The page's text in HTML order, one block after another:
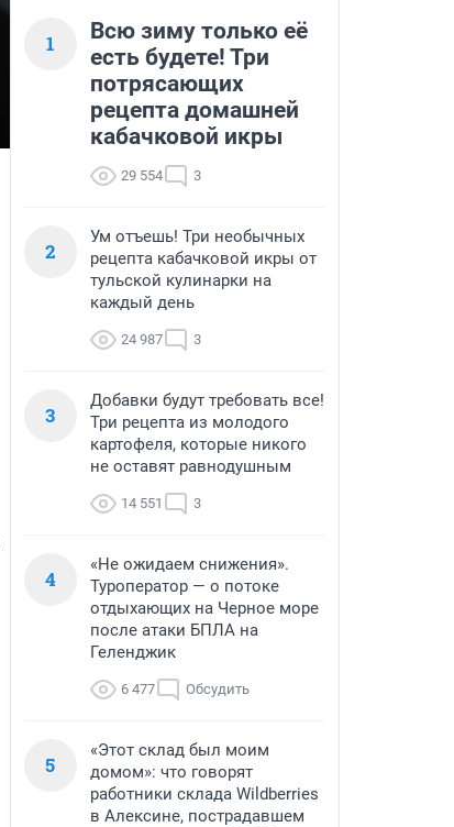
1
Всю зиму только её
есть будете! Три
потрясающих
рецепта домашней
кабачковой икры
29 554 3
2
Ум отъешь! Три необычных
рецепта кабачковой икры от
тульской кулинарки на
каждый день
24 987 3
3
Добавки будут требовать все!
Три рецепта из молодого
картофеля, которые никого
не оставят равнодушным
14 551 3
4
«Не ожидаем снижения».
Туроператор — о потоке
отдыхающих на Черное море
после атаки БПЛА на
Геленджик
6 477 Обсудить
5
«Этот склад был моим
домом»: что говорят
работники склада Wildberries
в Алексине, пострадавшем